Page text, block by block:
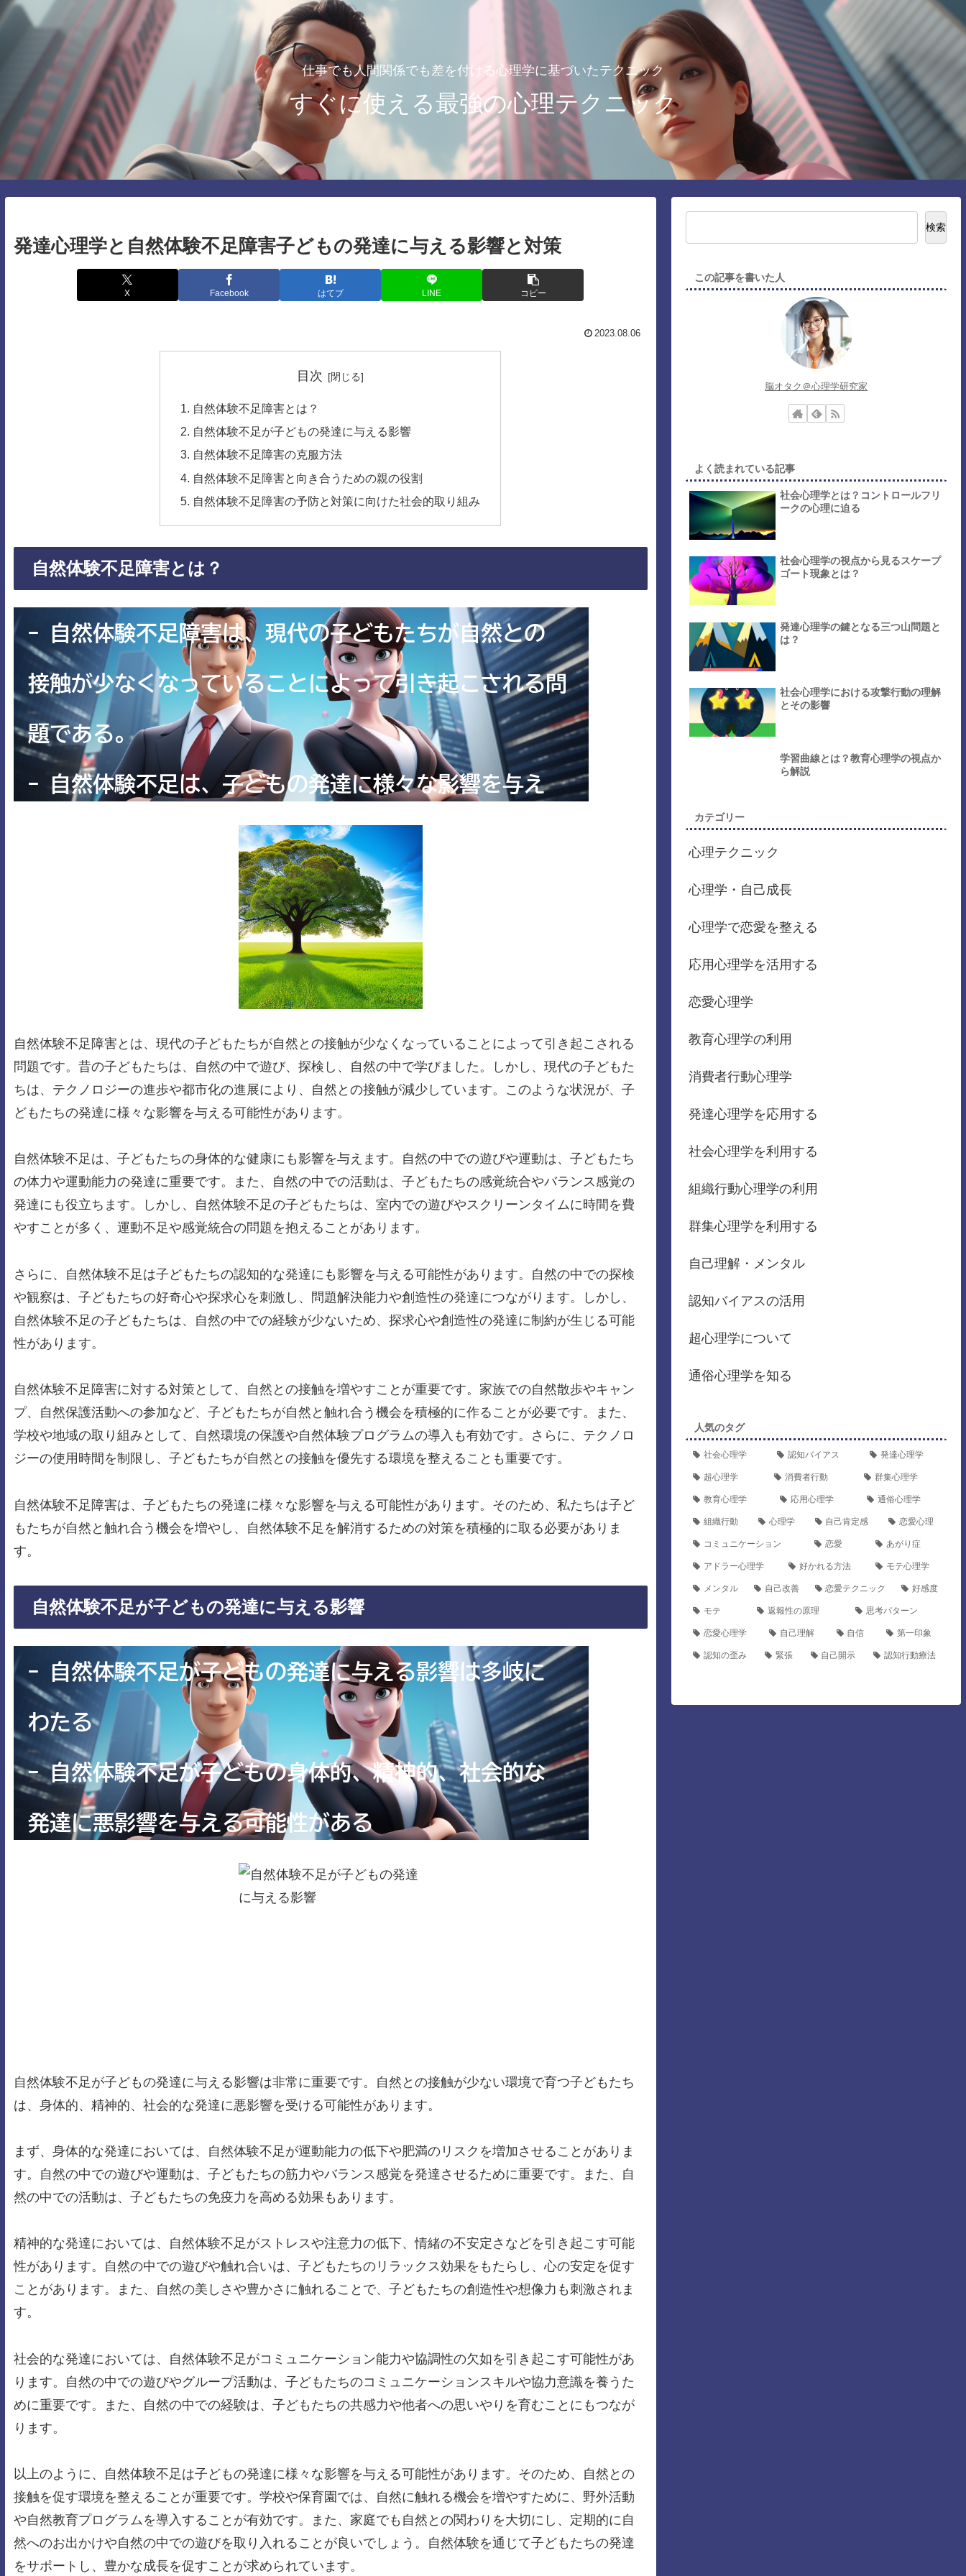
仕事でも人間関係でも差を付ける心理学に基づいたテクニック
すぐに使える最強の心理テクニック
発達心理学と自然体験不足障害子どもの発達に与える影響と対策
X Facebook はてブ LINE コピー
2023.08.06
目次
自然体験不足障害とは？
自然体験不足が子どもの発達に与える影響
自然体験不足障害の克服方法
自然体験不足障害と向き合うための親の役割
自然体験不足障害の予防と対策に向けた社会的取り組み
自然体験不足障害とは？
自然体験不足障害とは、現代の子どもたちが自然との接触が少なくなっていることによって引き起こされる
問題です。昔の子どもたちは、自然の中で遊び、探検し、自然の中で学びました。しかし、現代の子どもた
ちは、テクノロジーの進歩や都市化の進展により、自然との接触が減少しています。このような状況が、子
どもたちの発達に様々な影響を与える可能性があります。
自然体験不足は、子どもたちの身体的な健康にも影響を与えます。自然の中での遊びや運動は、子どもたち
の体力や運動能力の発達に重要です。また、自然の中での活動は、子どもたちの感覚統合やバランス感覚の
発達にも役立ちます。しかし、自然体験不足の子どもたちは、室内での遊びやスクリーンタイムに時間を費
やすことが多く、運動不足や感覚統合の問題を抱えることがあります。
さらに、自然体験不足は子どもたちの認知的な発達にも影響を与える可能性があります。自然の中での探検
や観察は、子どもたちの好奇心や探求心を刺激し、問題解決能力や創造性の発達につながります。しかし、
自然体験不足の子どもたちは、自然の中での経験が少ないため、探求心や創造性の発達に制約が生じる可能
性があります。
自然体験不足障害に対する対策として、自然との接触を増やすことが重要です。家族での自然散歩やキャン
プ、自然保護活動への参加など、子どもたちが自然と触れ合う機会を積極的に作ることが必要です。また、
学校や地域の取り組みとして、自然環境の保護や自然体験プログラムの導入も有効です。さらに、テクノロ
ジーの使用時間を制限し、子どもたちが自然との接触を優先する環境を整えることも重要です。
自然体験不足障害は、子どもたちの発達に様々な影響を与える可能性があります。そのため、私たちは子ど
もたちが自然と触れ合う機会を増やし、自然体験不足を解消するための対策を積極的に取る必要がありま
す。
自然体験不足が子どもの発達に与える影響
自然体験不足が子どもの発達に与える影響は非常に重要です。自然との接触が少ない環境で育つ子どもたち
は、身体的、精神的、社会的な発達に悪影響を受ける可能性があります。
まず、身体的な発達においては、自然体験不足が運動能力の低下や肥満のリスクを増加させることがありま
す。自然の中での遊びや運動は、子どもたちの筋力やバランス感覚を発達させるために重要です。また、自
然の中での活動は、子どもたちの免疫力を高める効果もあります。
精神的な発達においては、自然体験不足がストレスや注意力の低下、情緒の不安定さなどを引き起こす可能
性があります。自然の中での遊びや触れ合いは、子どもたちのリラックス効果をもたらし、心の安定を促す
ことがあります。また、自然の美しさや豊かさに触れることで、子どもたちの創造性や想像力も刺激されま
す。
社会的な発達においては、自然体験不足がコミュニケーション能力や協調性の欠如を引き起こす可能性があ
ります。自然の中での遊びやグループ活動は、子どもたちのコミュニケーションスキルや協力意識を養うた
めに重要です。また、自然の中での経験は、子どもたちの共感力や他者への思いやりを育むことにもつなが
ります。
以上のように、自然体験不足は子どもの発達に様々な影響を与える可能性があります。そのため、自然との
接触を促す環境を整えることが重要です。学校や保育園では、自然に触れる機会を増やすために、野外活動
や自然教育プログラムを導入することが有効です。また、家庭でも自然との関わりを大切にし、定期的に自
然へのお出かけや自然の中での遊びを取り入れることが良いでしょう。自然体験を通じて子どもたちの発達
をサポートし、豊かな成長を促すことが求められています。
検索
この記事を書いた人
脳オタク＠心理学研究家
よく読まれている記事
社会心理学とは？コントロールフリ
ークの心理に迫る
社会心理学の視点から見るスケープ
ゴート現象とは？
発達心理学の鍵となる三つ山問題と
は？
社会心理学における攻撃行動の理解
とその影響
学習曲線とは？教育心理学の視点か
ら解説
カテゴリー
心理テクニック
心理学・自己成長
心理学で恋愛を整える
応用心理学を活用する
恋愛心理学
教育心理学の利用
消費者行動心理学
発達心理学を応用する
社会心理学を利用する
組織行動心理学の利用
群集心理学を利用する
自己理解・メンタル
認知バイアスの活用
超心理学について
通俗心理学を知る
人気のタグ
社会心理学 認知バイアス 発達心理学
超心理学 消費者行動 群集心理学
教育心理学 応用心理学 通俗心理学
組織行動 心理学 自己肯定感 恋愛心理
コミュニケーション 恋愛 あがり症
アドラー心理学 好かれる方法 モテ心理学
メンタル 自己改善 恋愛テクニック 好感度
モテ 返報性の原理 思考パターン
恋愛心理学 自己理解 自信 第一印象
認知の歪み 緊張 自己開示 認知行動療法